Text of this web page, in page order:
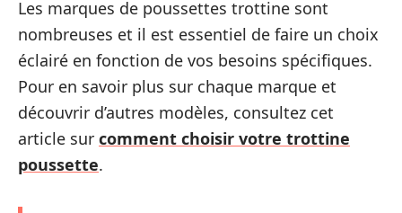
Les marques de poussettes trottine sont
nombreuses et il est essentiel de faire un choix
éclairé en fonction de vos besoins spécifiques.
Pour en savoir plus sur chaque marque et
découvrir d’autres modèles, consultez cet
article sur comment choisir votre trottine
poussette.